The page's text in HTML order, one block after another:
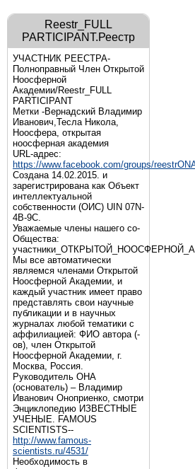
Reestr_FULL
PARTICIPANT.Реестр
УЧАСТНИК РЕЕСТРА-
Полноправный Член Открытой
Ноосферной
Академии/Reestr_FULL
PARTICIPANT
Метки -Вернадский Владимир
Иванович,Тесла Никола,
Ноосфера, открытая
ноосферная академия
URL-адрес:
https://www.facebook.com/groups/
Создана 14.02.2015. и
зарегистрирована как Объект
интеллектуальной
собственности (ОИС) UIN 07N-
4B-9C.
Уважаемые члены нашего со-
Общества:
Мы все автоматически
являемся членами Открытой
Ноосферной Академии, и
каждый участник имеет право
представлять свои научные
публикации и в научных
журналах любой тематики с
аффилиацией: ФИО автора (-
ов), член Открытой
Ноосферной Академии, г.
Москва, Россия.
Руководитель ОНА
(основатель) – Владимир
Иванович Оноприенко, смотри
Энциклопедию ИЗВЕСТНЫЕ
УЧЕНЫЕ. FAMOUS
SCIENTISTS--
http://www.famous-
scientists.ru/4531/
Необходимость в